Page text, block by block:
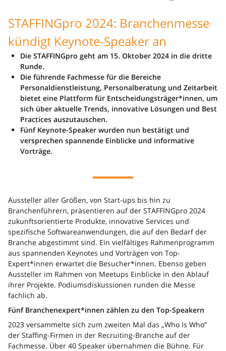
STAFFINGpro 2024: Branchenmesse
kündigt Keynote-Speaker an
Die STAFFINGpro geht am 15. Oktober 2024 in die dritte
Runde.
Die führende Fachmesse für die Bereiche
Personaldienstleistung, Personalberatung und Zeitarbeit
bietet eine Plattform für Entscheidungsträger*innen, um
sich über aktuelle Trends, innovative Lösungen und Best
Practices auszutauschen.
Fünf Keynote-Speaker wurden nun bestätigt und
versprechen spannende Einblicke und informative
Vorträge.
Aussteller aller Größen, von Start-ups bis hin zu
Branchenführern, präsentieren auf der STAFFINGpro 2024
zukunftsorientierte Produkte, innovative Services und
spezifische Softwareanwendungen, die auf den Bedarf der
Branche abgestimmt sind. Ein vielfältiges Rahmenprogramm
aus spannenden Keynotes und Vorträgen von Top-
Expert*innen erwartet die Besucher*innen. Ebenso geben
Aussteller im Rahmen von Meetups Einblicke in den Ablauf
ihrer Projekte. Podiumsdiskussionen runden die Messe
fachlich ab.
Fünf Branchenexpert*innen zählen zu den Top-Speakern
2023 versammelte sich zum zweiten Mal das „Who Is Who“
der Staffing-Firmen in der Recruiting-Branche auf der
Fachmesse. Über 40 Speaker übernahmen die Bühne. Für